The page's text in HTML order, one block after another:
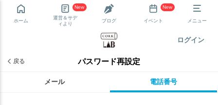
ホーム
New
運営＆サデ
ィより
ブログ
New
イベント メニュー
ログイン
戻る パスワード再設定
メール 電話番号